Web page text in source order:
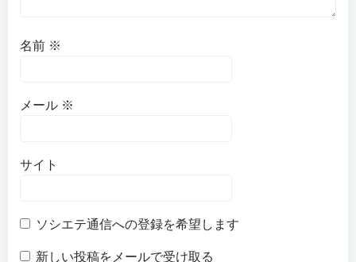
名前 ※
メール ※
サイト
ソシエテ通信への登録を希望します
新しい投稿をメールで受け取る